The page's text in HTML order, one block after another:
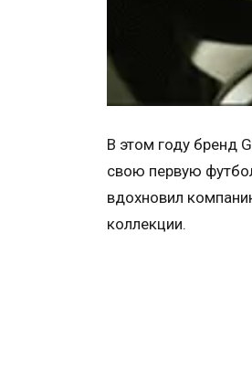
В этом году бренд
свою первую
вдохновил
коллекции.